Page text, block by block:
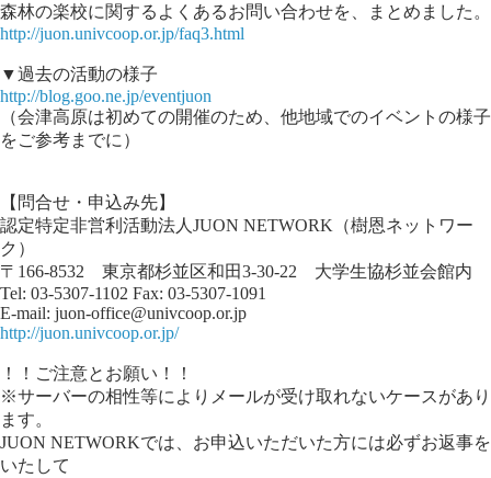
森林の楽校に関するよくあるお問い合わせを、まとめました。
http://juon.univcoop.or.jp/faq3.html
▼過去の活動の様子
http://blog.goo.ne.jp/eventjuon
（会津高原は初めての開催のため、他地域でのイベントの様子
をご参考までに）
【問合せ・申込み先】
認定特定非営利活動法人JUON NETWORK（樹恩ネットワー
ク）
〒166-8532 東京都杉並区和田3-30-22 大学生協杉並会館内
Tel: 03-5307-1102 Fax: 03-5307-1091
E-mail: juon-office@univcoop.or.jp
http://juon.univcoop.or.jp/
！！ご注意とお願い！！
※サーバーの相性等によりメールが受け取れないケースがあり
ます。
JUON NETWORKでは、お申込いただいた方には必ずお返事を
いたして